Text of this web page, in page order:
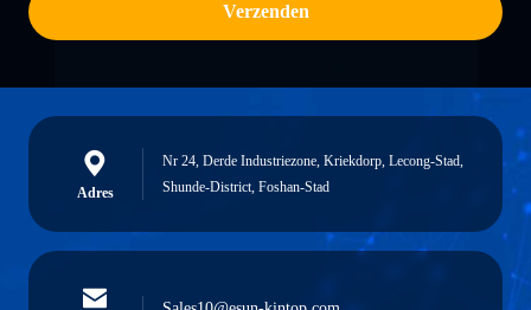
Verzenden
Adres
Nr 24, Derde Industriezone, Kriekdorp, Lecong-Stad,
Shunde-District, Foshan-Stad